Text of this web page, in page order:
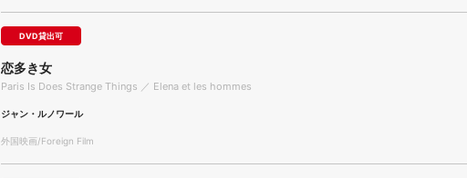
DVD貸出可
恋多き女
Paris Is Does Strange Things ／ Elena et les hommes
ジャン・ルノワール
外国映画/Foreign Film